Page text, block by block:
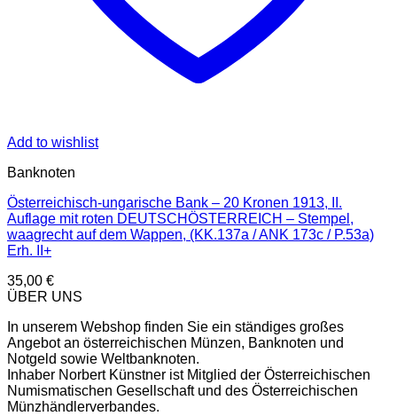
Add to wishlist
Banknoten
Österreichisch-ungarische Bank – 20 Kronen 1913, II.
Auflage mit roten DEUTSCHÖSTERREICH – Stempel,
waagrecht auf dem Wappen, (KK.137a / ANK 173c / P.53a)
Erh. II+
35,00 €
ÜBER UNS
In unserem Webshop finden Sie ein ständiges großes
Angebot an österreichischen Münzen, Banknoten und
Notgeld sowie Weltbanknoten.
Inhaber Norbert Künstner ist Mitglied der Österreichischen
Numismatischen Gesellschaft und des Österreichischen
Münzhändlerverbandes.